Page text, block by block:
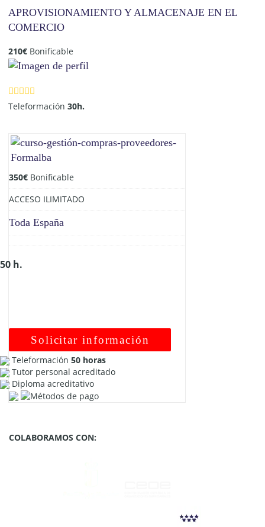
APROVISIONAMIENTO Y ALMACENAJE EN EL
COMERCIO
210€ Bonificable
Teleformación30h.
350€ Bonificable
ACCESO ILIMITADO
Toda España
50 h.
Solicitar información
Teleformación50 horas
Tutor personal acreditado
Diploma acreditativo
COLABORAMOS CON: